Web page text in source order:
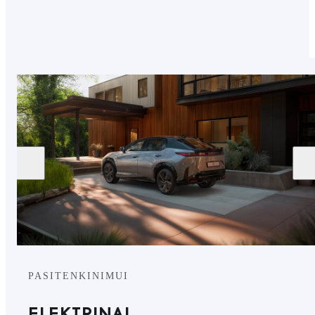
PASITENKINIMUI